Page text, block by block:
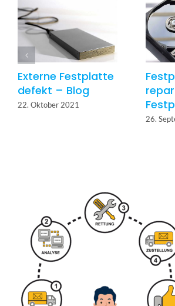
Externe Festplatte
defekt – Blog
22. Oktober 2021
26.